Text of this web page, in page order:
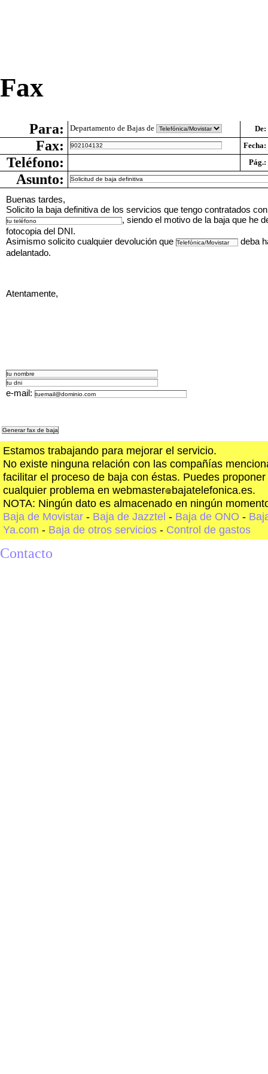
Fax
Para: Departamento de Bajas de De:
Fax: Fecha:
Teléfono: Pág.:
Asunto:
Buenas tardes,
Solicito la baja definitiva de los servicios que tengo contratados
, siendo el motivo de la baja que he
fotocopia del DNI.
Asimismo solicito cualquier devolución que
deba
adelantado.
Atentamente,
e-mail:
Estamos trabajando para mejorar el servicio.
No existe ninguna relación con las compañías
facilitar el proceso de baja con éstas. Puedes
cualquier problema en webmaster bajatelefonica.es.
NOTA: Ningún dato es almacenado en ningún
Baja de Movistar - Baja de Jazztel - Baja de ONO -
Ya.com - Baja de otros servicios - Control de gastos
Contacto